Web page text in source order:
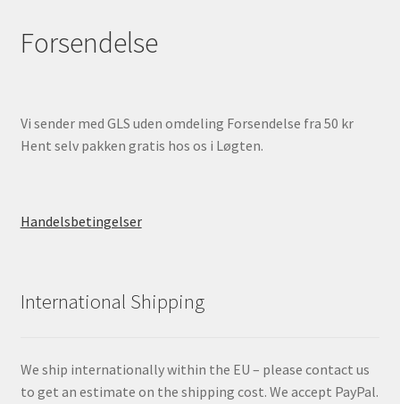
Forsendelse
Vi sender med GLS uden omdeling Forsendelse fra 50 kr
Hent selv pakken gratis hos os i Løgten.
Handelsbetingelser
International Shipping
We ship internationally within the EU – please contact us
to get an estimate on the shipping cost. We accept PayPal.